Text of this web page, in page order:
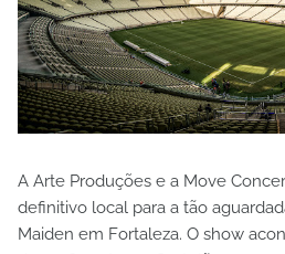
A Arte Produções e a Move
definitivo local para a tão
Maiden em Fortaleza. O show